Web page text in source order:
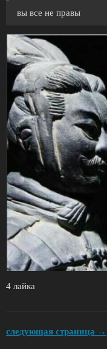
вы все не правы
4 лайка
следующая страница →